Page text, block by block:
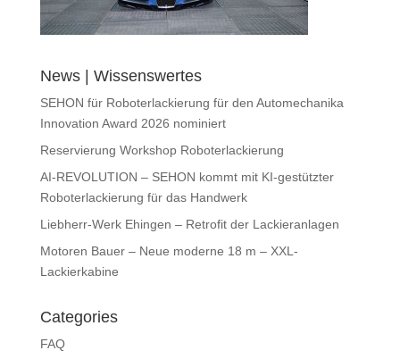
News | Wissenswertes
SEHON für Roboterlackierung für den Automechanika
Innovation Award 2026 nominiert
Reservierung Workshop Roboterlackierung
AI-REVOLUTION – SEHON kommt mit KI-gestützter
Roboterlackierung für das Handwerk
Liebherr-Werk Ehingen – Retrofit der Lackieranlagen
Motoren Bauer – Neue moderne 18 m – XXL-
Lackierkabine
Categories
FAQ